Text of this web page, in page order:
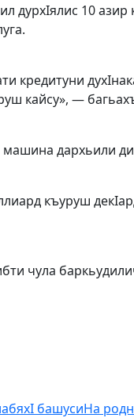
дурхIялис 10 азир
кредитуни
кайсу», —
машина дархьили
къуруш
чула
башусиНа